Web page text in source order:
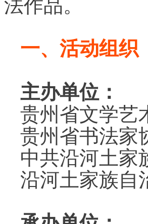
一、活动组织
主办单位：
贵州省文学艺
贵州省书法家
中共沿河土
沿河土家族自